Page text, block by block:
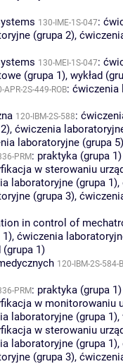
130-IME-1S-047:
(grupa 2),
130-MEI-1S-047:
(grupa 1), wykład
APR-2S-449-ROB: ćwiczenia
120-IBM-2S-588:
, ćwiczenia
laboratoryjne (grupa 5)
PRM: praktyka (grupa 1)
w sterowaniu
laboratoryjne (grupa 1),
(grupa 3),
in control of
1), ćwiczenia
(grupa 1)
120-IBM-2S-584-
PRM: praktyka (grupa 1)
w monitorowaniu
laboratoryjne (grupa 1),
w sterowaniu
laboratoryjne (grupa 1),
(grupa 3),